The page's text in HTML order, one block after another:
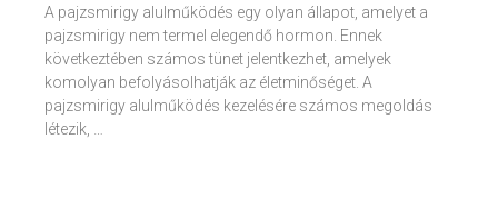
A pajzsmirigy alulműködés egy olyan állapot, amelyet a
pajzsmirigy nem termel elegendő hormon. Ennek
következtében számos tünet jelentkezhet, amelyek
komolyan befolyásolhatják az életminőséget. A
pajzsmirigy alulműködés kezelésére számos megoldás
létezik, …